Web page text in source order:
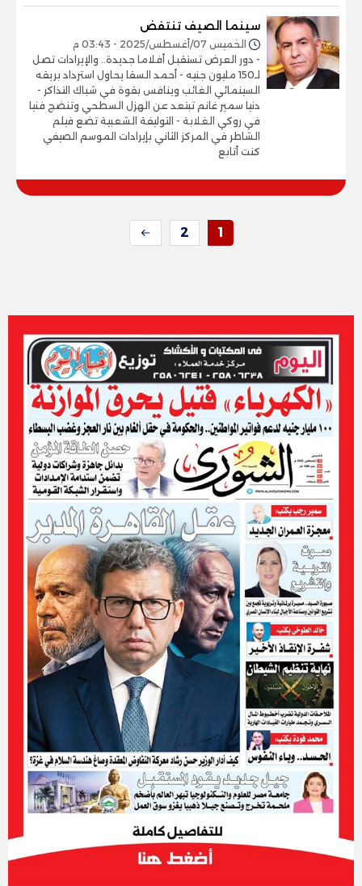
سينما الصيف تنتفض
الخميس 07/أغسطس/2025 - 03:43 م
- دور العرض تستقبل أفلاما جديدة.. والإيرادات تصل
لـ150 مليون جنيه - أحمد السقا يحاول استرداد بريقه
السينمائي الغائب وينافس بقوة في شباك التذاكر -
دنيا سمير غانم تبتعد عن الهزل السطحي وتنضج فنيا
في روكي الغلابة - التوليفة الشعبية تضع فيلم
الشاطر في المركز الثاني بإيرادات الموسم الصيفي
كنت أتابع
1
2